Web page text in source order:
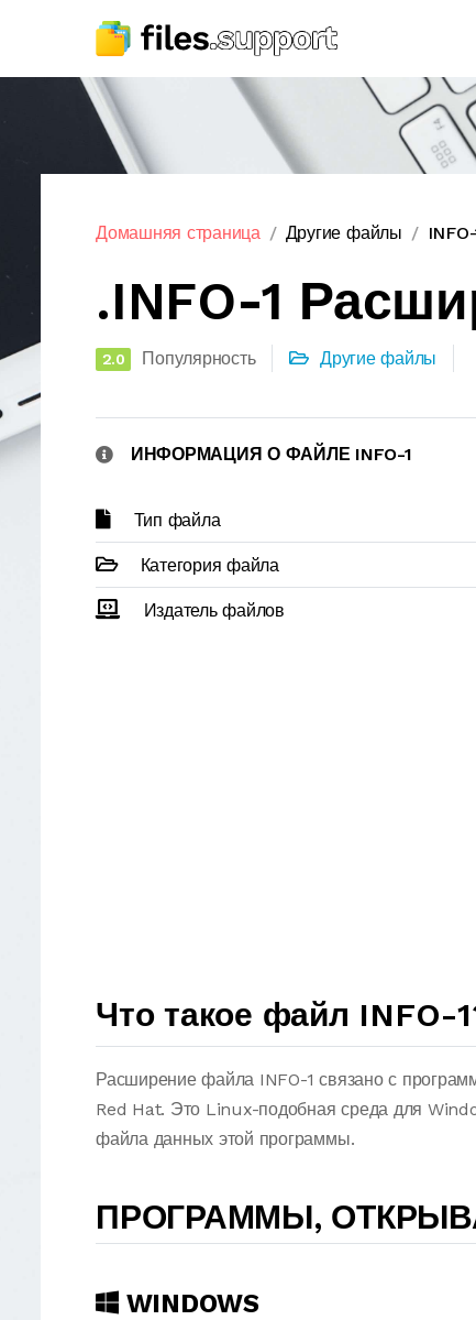
Домашняя страница Другие файлы
.INFO-1
2.0 Популярность Другие файлы
ИНФОРМАЦИЯ О ФАЙЛЕ INFO-1
Тип файла
Категория файла
Издатель файлов
Что такое файл INFO-
Расширение файла INFO-1 связано с
Red Hat. Это Linux-подобная среда для
файла данных этой программы.
ПРОГРАММЫ,
WINDOWS